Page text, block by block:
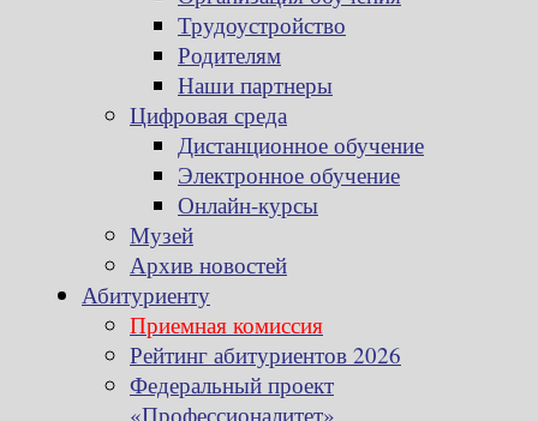
Трудоустройство
Родителям
Наши партнеры
Цифровая среда
Дистанционное обучение
Электронное обучение
Онлайн-курсы
Музей
Архив новостей
Абитуриенту
Приемная комиссия
Рейтинг абитуриентов 2026
Федеральный проект
«Профессионалитет»